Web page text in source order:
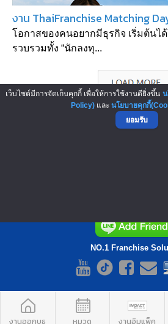
งาน ThaiFranchise Matching
โอกาสของคนอยากมีธุรกิจ เริ่มต้นไ
รวบรวมทั้ง “นักลงทุ...
NO.1 Franchise
เว็บไซต์มีการจัดเก็บคุกกี้ เพื่อให้การใช้งานดียิ่งขึ้น
Policy)และ นโยบายคุกกี้
ยอมรับ
งานออกบูธ หมวด งานอิมแพ็ค